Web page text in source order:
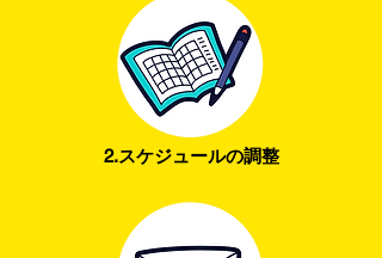
2.スケジュールの調整